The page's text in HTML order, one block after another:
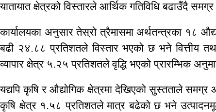
यातायात क्षेत्रको विस्तारले आर्थिक गतिविधि बढाउँदै
कार्यालयका अनुसार तेस्रो त्रैमासमा अर्थतन्त्रका १८
बढी २४.८८ प्रतिशतले विस्तार भएको छ भने वित्तीय
व्यापार क्षेत्र ५.२५ प्रतिशतले वृद्धि भएको प्रारम्भिक
यद्यपि कृषि र औद्योगिक क्षेत्रमा देखिएको सुस्तताले समग्र
कृषि क्षेत्र १.५८ प्रतिशतले मात्र बढेको छ भने